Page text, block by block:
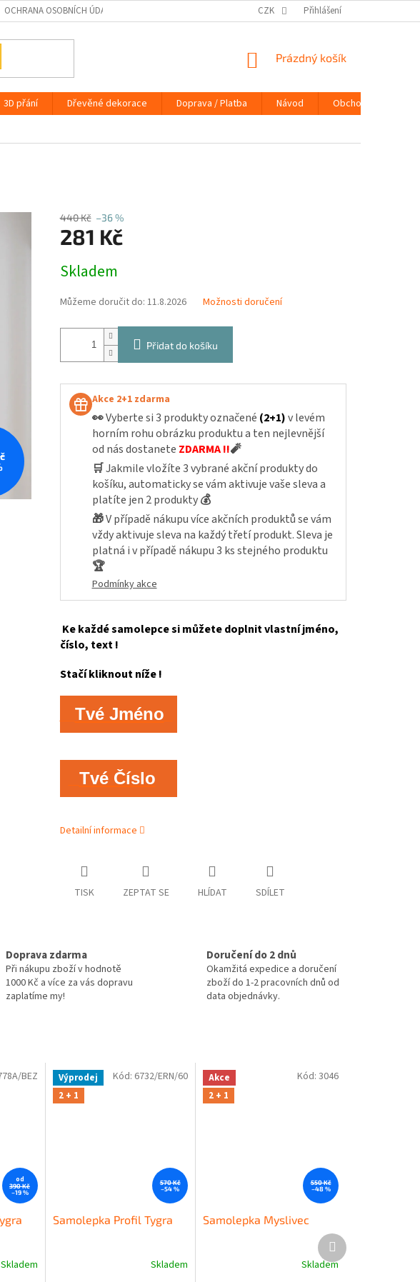
OCHRANA OSOBNÍCH ÚDAJŮ NÁVOD KONTAKTY
CZK Přihlášení
NÁKUPNÍ
Prázdný košík
3D přání Dřevěné dekorace Doprava / Platba Návod
Obchodní podmínky
440 Kč –36 %
281 Kč
cena:
Skladem
Můžeme doručit do: 11.8.2026 Možnosti doručení
Přidat do košíku
Akce 2+1 zdarma
👀Vyberte si 3 produkty označené (2+1)v levém
horním rohu obrázku produktu a ten nejlevnější
od nás dostanete ZDARMA !!🧨
🛒Jakmile vložíte 3 vybrané akční produkty do
košíku, automaticky se vám aktivuje vaše sleva a
platíte jen 2 produkty💰
🎁V případě nákupu více akčních produktů se vám
vždy aktivuje sleva na každý třetí produkt. Sleva je
platná i v případě nákupu 3 ks stejného produktu
🏆
Podmínky akce
Ke každé samolepce si můžete doplnit vlastní jméno,
číslo, text !
Stačí kliknout níže !
Tvé Jméno
Tvé Číslo
Detailní informace
TISK ZEPTAT SE HLÍDAT SDÍLET
Doprava zdarma
Při nákupu zboží v hodnotě
1000 Kč a více za vás dopravu
zaplatíme my!
Doručení do 2 dnů
Okamžitá expedice a doručení
zboží do 1-2 pracovních dnů od
data objednávky.
od
390 Kč
–19 %
Skladem
BEZ
Výprodej
2 + 1
570 Kč
–54 %
Samolepka Profil Tygra
Skladem
Kód: 6732/ERN/60
Akce
2 + 1
550 Kč
–48 %
Samolepka Myslivec
Skladem
Kód: 3046
Další
produkt